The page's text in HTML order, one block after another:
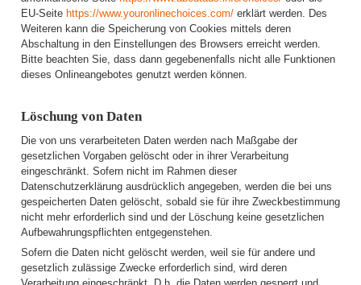
EU-Seite https://www.youronlinechoices.com/erklärt werden. Des
Weiteren kann die Speicherung von Cookies mittels deren
Abschaltung in den Einstellungen des Browsers erreicht werden.
Bitte beachten Sie, dass dann gegebenenfalls nicht alle Funktionen
dieses Onlineangebotes genutzt werden können.
Löschung von Daten
Die von uns verarbeiteten Daten werden nach Maßgabe der
gesetzlichen Vorgaben gelöscht oder in ihrer Verarbeitung
eingeschränkt. Sofern nicht im Rahmen dieser
Datenschutzerklärung ausdrücklich angegeben, werden die bei uns
gespeicherten Daten gelöscht, sobald sie für ihre Zweckbestimmung
nicht mehr erforderlich sind und der Löschung keine gesetzlichen
Aufbewahrungspflichten entgegenstehen.
Sofern die Daten nicht gelöscht werden, weil sie für andere und
gesetzlich zulässige Zwecke erforderlich sind, wird deren